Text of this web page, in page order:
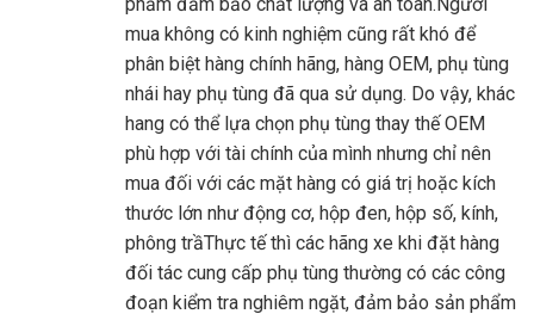
phẩm đảm bảo chất lượng và an toàn.Người
mua không có kinh nghiệm cũng rất khó để
phân biệt hàng chính hãng, hàng OEM, phụ tùng
nhái hay phụ tùng đã qua sử dụng. Do vậy, khác
hang có thể lựa chọn phụ tùng thay thế OEM
phù hợp với tài chính của mình nhưng chỉ nên
mua đối với các mặt hàng có giá trị hoặc kích
thước lớn như động cơ, hộp đen, hộp số, kính,
phông trầThực tế thì các hãng xe khi đặt hàng
đối tác cung cấp phụ tùng thường có các công
đoạn kiểm tra nghiêm ngặt, đảm bảo sản phẩm